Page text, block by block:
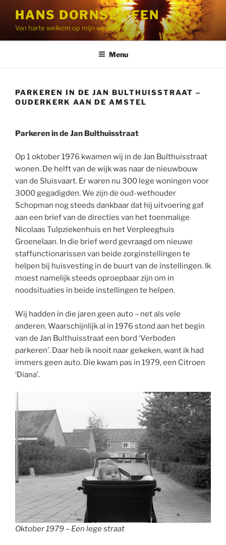
inhoud
HANS DORNSEIFFEN
Van harte welkom op mijn website!
Menu
PARKEREN IN DE JAN BULTHUISSTRAAT –
OUDERKERK AAN DE AMSTEL
Parkeren in de Jan Bulthuisstraat
Op 1 oktober 1976 kwamen wij in de Jan Bulthuisstraat
wonen. De helft van de wijk was naar de nieuwbouw
van de Sluisvaart. Er waren nu 300 lege woningen voor
3000 gegadigden. We zijn de oud-wethouder
Schopman nog steeds dankbaar dat hij uitvoering gaf
aan een brief van de directies van het toenmalige
Nicolaas Tulpziekenhuis en het Verpleeghuis
Groenelaan. In die brief werd gevraagd om nieuwe
staffunctionarissen van beide zorginstellingen te
helpen bij huisvesting in de buurt van de instellingen. Ik
moest namelijk steeds oproepbaar zijn om in
noodsituaties in beide instellingen te helpen.
Wij hadden in die jaren geen auto – net als vele
anderen. Waarschijnlijk al in 1976 stond aan het begin
van de Jan Bulthuisstraat een bord ‘Verboden
parkeren’. Daar heb ik nooit naar gekeken, want ik had
immers geen auto. Die kwam pas in 1979, een Citroen
‘Diana’.
Oktober 1979 – Een lege straat